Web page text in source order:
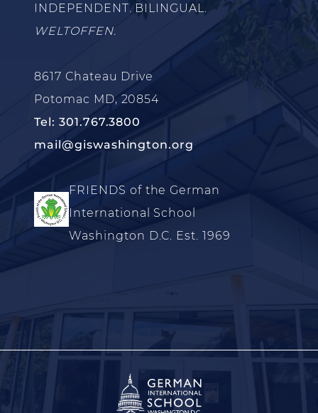
INDEPENDENT. BILINGUAL.
WELTOFFEN.
8617 Chateau Drive
Potomac MD, 20854
Tel: 301.767.3800
mail@giswashington.org
FRIENDS of the German
International School
Washington D.C. Est. 1969